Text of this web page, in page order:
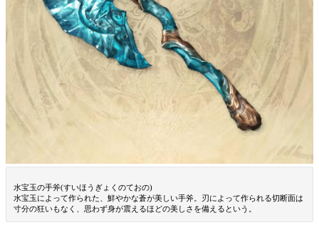
水宝玉の手斧(すいほうぎょくのておの)
水宝玉によって作られた、鮮やかな蒼が美しい手斧。刃によって作られる切断面は
寸分の狂いもなく、思わず身が震えるほどの美しさを備えるという。